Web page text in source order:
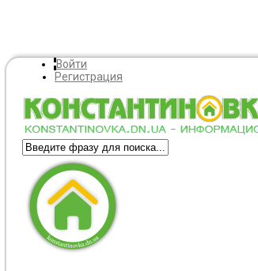
Войти
Регистрация